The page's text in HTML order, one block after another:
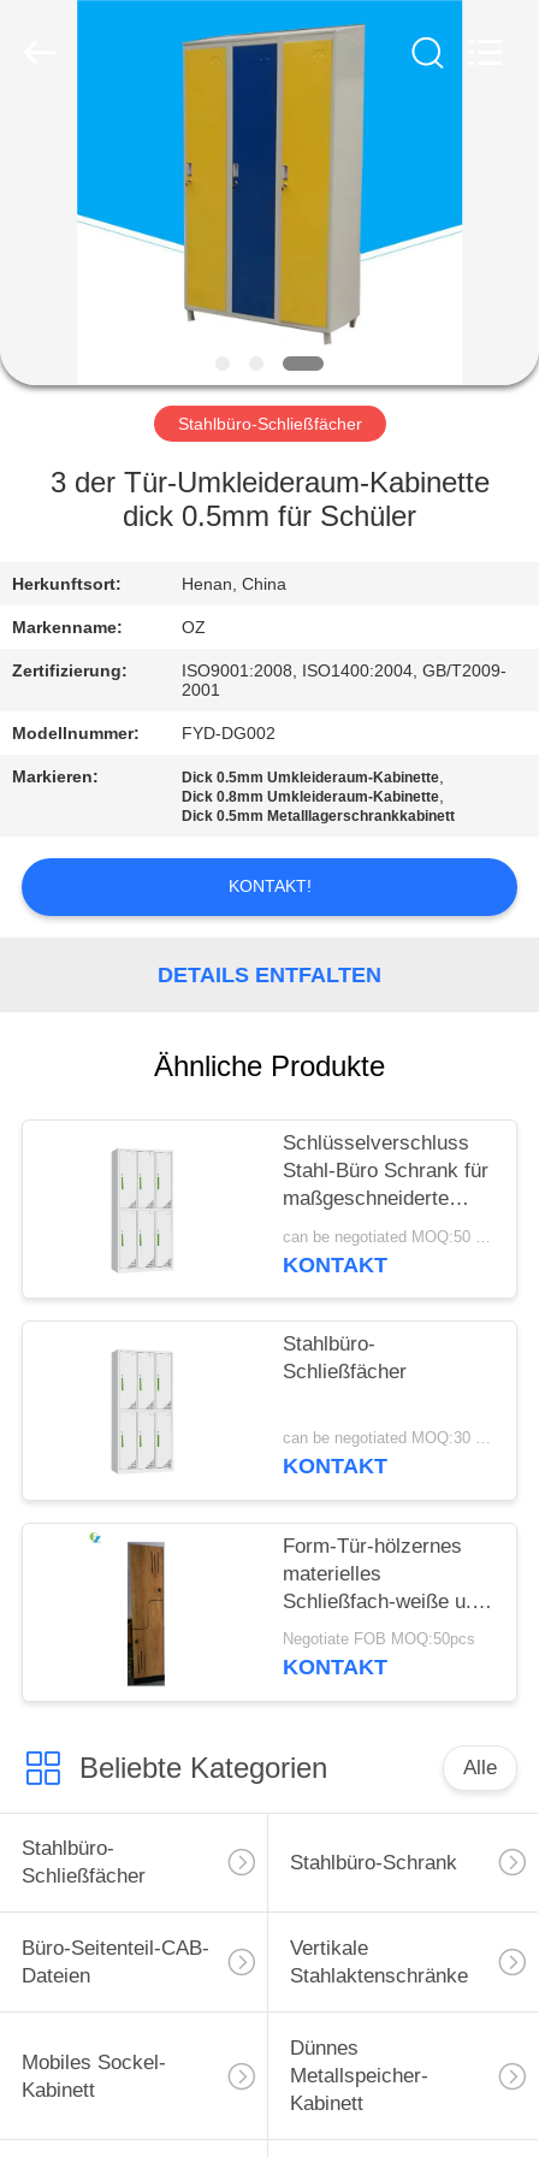
FABRIK-
AUSFLUG
QUALITÄTSKONTROLLE
TRETEN
SIE
MIT
IN
VERBINDUNG
NACHRICHTEN
SITEMAP
PRIVACY
POLICY
Stahlbüro-Schließfächer
3 der Tür-Umkleideraum-Kabinette
dick 0.5mm für Schüler
Herkunftsort: Henan, China
Markenname: OZ
Zertifizierung:
ISO9001:2008, ISO1400:2004, GB/T2009-
2001
Modellnummer: FYD-DG002
Markieren: Dick 0.5mm Umkleideraum-Kabinette,
Dick 0.8mm Umkleideraum-Kabinette,
Dick 0.5mm Metalllagerschrankkabinett
KONTAKT!
DETAILS ENTFALTEN
Ähnliche Produkte
Schlüsselverschluss
Stahl-Büro Schrank für
maßgeschneiderte
Büro-Speicherlösungencan be negotiated MOQ:50 Stück
KONTAKT
Stahlbüro-
Schließfächer
can be negotiated MOQ:30 Stück
KONTAKT
Form-Tür-hölzernes
materielles
Schließfach-weiße u.
natürliche Eiche
Elegent neue Entwurfs-
Negotiate FOB MOQ:50pcs
KONTAKT
Beliebte Kategorien Alle
Stahlbüro-
Schließfächer
Stahlbüro-Schrank
Büro-Seitenteil-CAB-
Dateien
Vertikale
Stahlaktenschränke
Mobiles Sockel-
Kabinett
Dünnes
Metallspeicher-
Kabinett